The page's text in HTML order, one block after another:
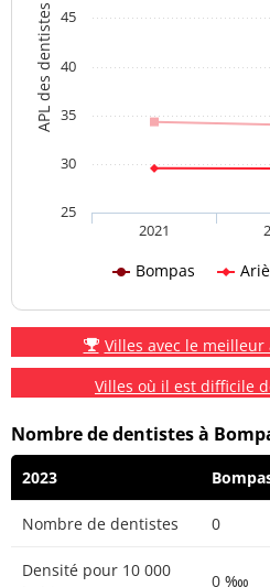
APL des dentistes
Bompas
2021
25
30
35
40
45
Villes avec le meilleur
Villes où il est difficile
Nombre de dentistes à
2023
Nombre de dentistes 0
Densité pour 10 000
0 ‱